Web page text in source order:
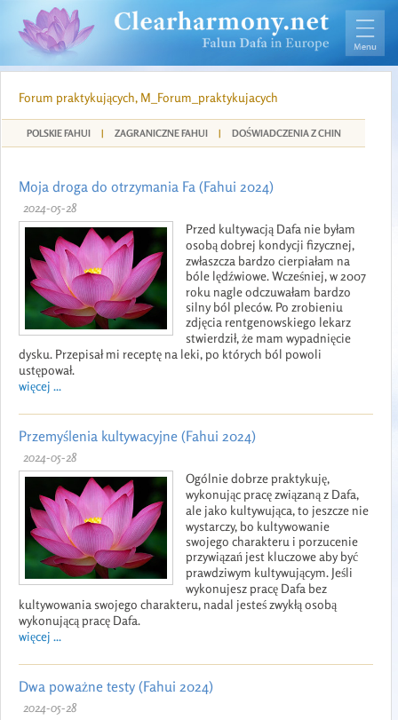
Forum praktykujących, M_Forum_praktykujacych
POLSKIE FAHUI | ZAGRANICZNE FAHUI | DOŚWIADCZENIA Z CHIN
Moja droga do otrzymania Fa (Fahui 2024)
2024-05-28
Przed kultywacją Dafa nie byłam
osobą dobrej kondycji fizycznej,
zwłaszcza bardzo cierpiałam na
bóle lędźwiowe. Wcześniej, w 2007
roku nagle odczuwałam bardzo
silny ból pleców. Po zrobieniu
zdjęcia rentgenowskiego lekarz
stwierdził, że mam wypadnięcie
dysku. Przepisał mi receptę na leki, po których ból powoli
ustępował.
więcej ...
Przemyślenia kultywacyjne (Fahui 2024)
2024-05-28
Ogólnie dobrze praktykuję,
wykonując pracę związaną z Dafa,
ale jako kultywująca, to jeszcze nie
wystarczy, bo kultywowanie
swojego charakteru i porzucenie
przywiązań jest kluczowe aby być
prawdziwym kultywującym. Jeśli
wykonujesz pracę Dafa bez
kultywowania swojego charakteru, nadal jesteś zwykłą osobą
wykonującą pracę Dafa.
więcej ...
Dwa poważne testy (Fahui 2024)
2024-05-28